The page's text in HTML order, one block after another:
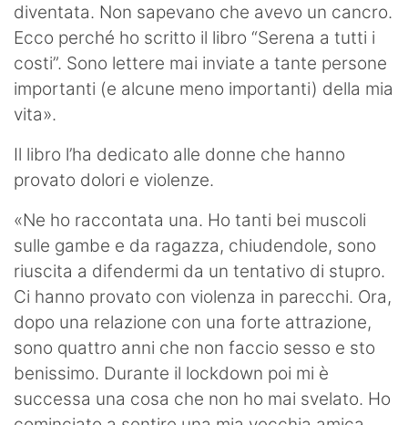
diventata. Non sapevano che avevo un cancro.
Ecco perché ho scritto il libro “Serena a tutti i
costi”. Sono lettere mai inviate a tante persone
importanti (e alcune meno importanti) della mia
vita».
Il libro l’ha dedicato alle donne che hanno
provato dolori e violenze.
«Ne ho raccontata una. Ho tanti bei muscoli
sulle gambe e da ragazza, chiudendole, sono
riuscita a difendermi da un tentativo di stupro.
Ci hanno provato con violenza in parecchi. Ora,
dopo una relazione con una forte attrazione,
sono quattro anni che non faccio sesso e sto
benissimo. Durante il lockdown poi mi è
successa una cosa che non ho mai svelato. Ho